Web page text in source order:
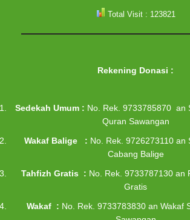
Total Visit : 123821
Rekening Donasi :
Sedekah Umum : No. Rek. 9733785870 an
Quran Sawangan
Wakaf Balige : No. Rek. 9726273110 an
Cabang Balige
Tahfizh Gratis : No. Rek. 9733787130 an
Gratis
Wakaf : No. Rek. 9733783830 an Wakaf